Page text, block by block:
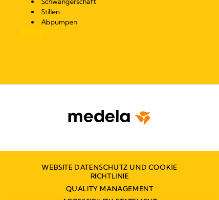
Stillen
Abpumpen
WEBSITE DATENSCHUTZ UND COOKIE
RICHTLINIE
QUALITY MANAGEMENT